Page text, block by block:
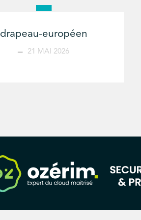
drapeau-européen
21 MAI 2026